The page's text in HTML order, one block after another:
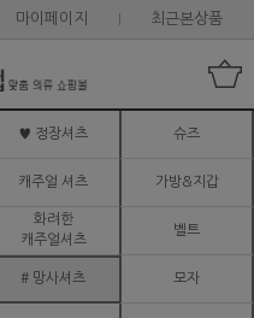
마이페이지 최근본상품
♥ 정장셔츠 슈즈
캐주얼 셔츠 가방&지갑
화려한
캐주얼셔츠
벨트
# 망사셔츠 모자